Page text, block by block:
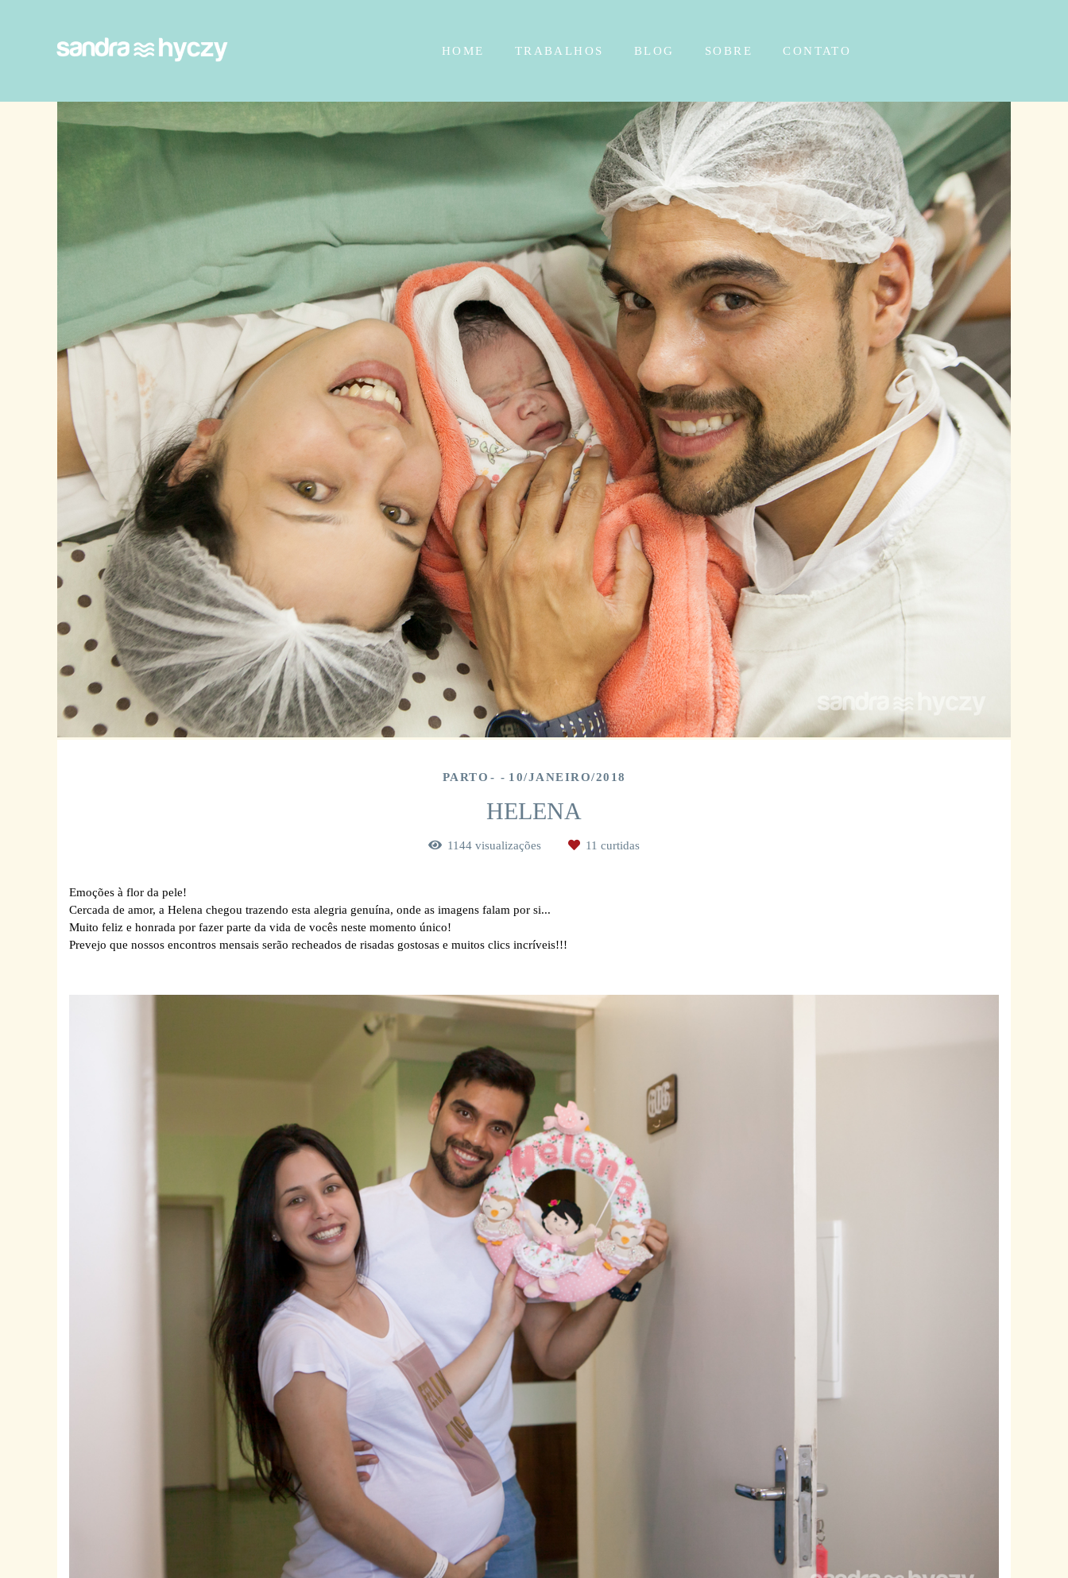
HOME TRABALHOS BLOG SOBRE CONTATO
PARTO 10/JANEIRO/2018
HELENA
1144 visualizações 11 curtidas
Emoções à flor da pele!
Cercada de amor, a Helena chegou trazendo esta alegria genuína, onde as imagens falam por si...
Muito feliz e honrada por fazer parte da vida de vocês neste momento único!
Prevejo que nossos encontros mensais serão recheados de risadas gostosas e muitos clics incríveis!!!